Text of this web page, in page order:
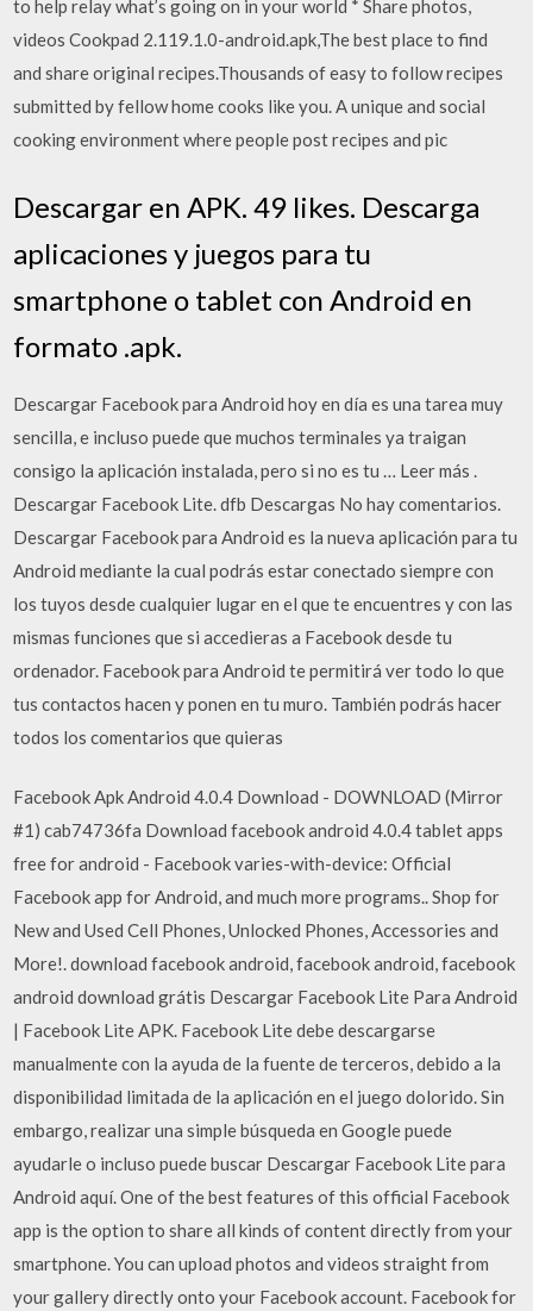
to help relay what’s going on in your world * Share photos,
videos Cookpad 2.119.1.0-android.apk,The best place to find
and share original recipes.Thousands of easy to follow recipes
submitted by fellow home cooks like you. A unique and social
cooking environment where people post recipes and pic
Descargar en APK. 49 likes. Descarga
aplicaciones y juegos para tu
smartphone o tablet con Android en
formato .apk.
Descargar Facebook para Android hoy en día es una tarea muy
sencilla, e incluso puede que muchos terminales ya traigan
consigo la aplicación instalada, pero si no es tu … Leer más .
Descargar Facebook Lite. dfb Descargas No hay comentarios.
Descargar Facebook para Android es la nueva aplicación para tu
Android mediante la cual podrás estar conectado siempre con
los tuyos desde cualquier lugar en el que te encuentres y con las
mismas funciones que si accedieras a Facebook desde tu
ordenador. Facebook para Android te permitirá ver todo lo que
tus contactos hacen y ponen en tu muro. También podrás hacer
todos los comentarios que quieras
Facebook Apk Android 4.0.4 Download - DOWNLOAD (Mirror
#1) cab74736fa Download facebook android 4.0.4 tablet apps
free for android - Facebook varies-with-device: Official
Facebook app for Android, and much more programs.. Shop for
New and Used Cell Phones, Unlocked Phones, Accessories and
More!. download facebook android, facebook android, facebook
android download grátis Descargar Facebook Lite Para Android
| Facebook Lite APK. Facebook Lite debe descargarse
manualmente con la ayuda de la fuente de terceros, debido a la
disponibilidad limitada de la aplicación en el juego dolorido. Sin
embargo, realizar una simple búsqueda en Google puede
ayudarle o incluso puede buscar Descargar Facebook Lite para
Android aquí. One of the best features of this official Facebook
app is the option to share all kinds of content directly from your
smartphone. You can upload photos and videos straight from
your gallery directly onto your Facebook account. Facebook for